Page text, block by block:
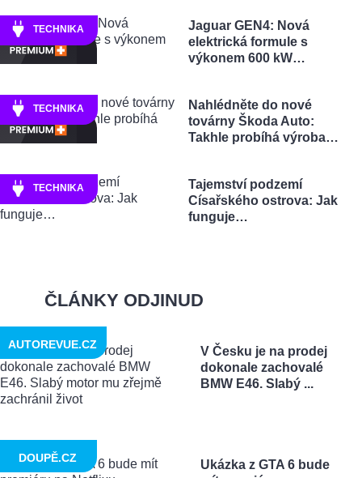
TECHNIKA
Jaguar GEN4: Nová
elektrická formule s
výkonem 600 kW…
TECHNIKA
Nahlédněte do nové
továrny Škoda Auto:
Takhle probíhá výroba…
TECHNIKA
Tajemství podzemí
Císařského ostrova: Jak
funguje…
ČLÁNKY ODJINUD
V Česku je na prodej
dokonale zachovalé
BMW E46. Slabý ...
AUTOREVUE.CZ
Ukázka z GTA 6 bude
DOUPĚ.CZ